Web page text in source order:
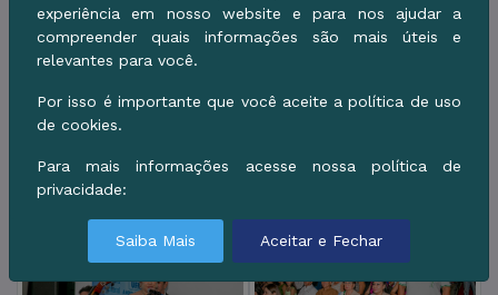
experiência em nosso website e para nos ajudar a
compreender quais informações são mais úteis e
relevantes para você.
Por isso é importante que você aceite a política de uso
de cookies.
Para mais informações acesse nossa política de
privacidade:
Saiba Mais Aceitar e Fechar